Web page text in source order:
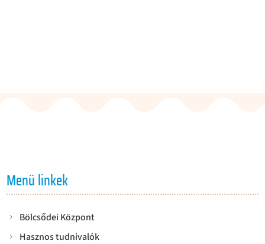
Menü linkek
Bölcsődei Központ
Hasznos tudnivalók